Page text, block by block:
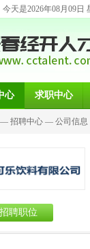
今天是2026年08月09日
心 求职中心
— 招聘中心 — 公司信息
招聘职位